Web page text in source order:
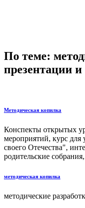
По теме:
презентации
Методическая копилка
Конспекты открытых
мероприятий, курс для
своего Отечества",
родительские
методическая копилка
методические